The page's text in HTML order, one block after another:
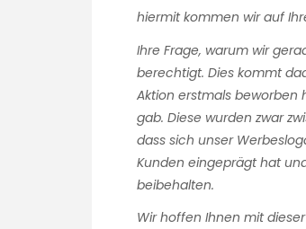
hiermit kommen wir auf
Ihre Frage, warum wir
berechtigt. Dies kommt
Aktion erstmals beworben
gab. Diese wurden zwar
dass sich unser
Kunden eingeprägt hat
beibehalten.
Wir hoffen Ihnen mit